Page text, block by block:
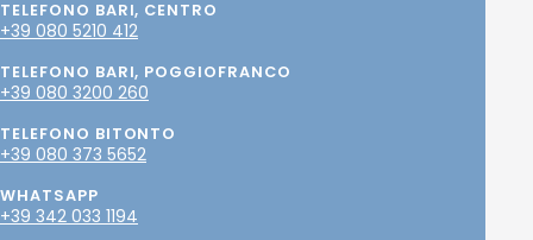
TELEFONO BARI, CENTRO
+39 080 5210 412
TELEFONO BARI, POGGIOFRANCO
+39 080 3200 260
TELEFONO BITONTO
+39 080 373 5652
WHATSAPP
+39 342 033 1194